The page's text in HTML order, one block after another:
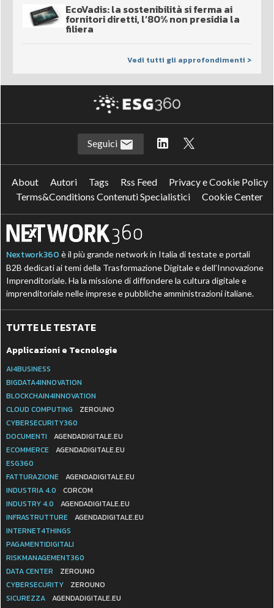
EcoVadis: la sostenibilità si ferma ai
fornitori diretti, l’80% non presidia la
filiera
Vedi tutti gli approfondimenti >
Seguici
About Autori Tags Rss Feed
Privacy e Cookie Policy
Terms&Conditions Contenuti Specialistici
Cookie Center
Nextwork360 è il più grande network in Italia di testate e portali
B2B dedicati ai temi della Trasformazione Digitale e dell’Innovazione
Imprenditoriale. Ha la missione di diffondere la cultura digitale e
imprenditoriale nelle imprese e pubbliche amministrazioni italiane.
TUTTE LE TESTATE
Applicazioni e Tecnologie
AI4BUSINESS
BIGDATA4INNOVATION
BLOCKCHAIN4INNOVATION
CLOUD COMPUTING
ZEROUNO
CYBERSECURITY360
DOCUMENTI
AGENDADIGITALE.EU
ECOMMERCE
AGENDADIGITALE.EU
ESG360
FATTURAZIONE
AGENDADIGITALE.EU
INDUSTRIA 4.0
CORCOM
INDUSTRY 4.0
AGENDADIGITALE.EU
INFRASTRUTTURE
AGENDADIGITALE.EU
INTERNET4THINGS
PAGAMENTIDIGITALI
RISKMANAGEMENT360
DATA CENTER
ZEROUNO
CYBERSECURITY
ZEROUNO
SICUREZZA
AGENDADIGITALE.EU